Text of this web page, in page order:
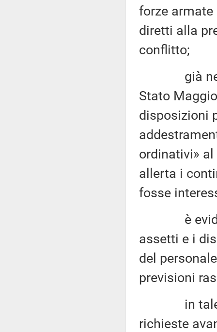
forze
diretti alla
conflitto;
già nel
Stato
disposizioni
ordinativi» al
allerta i
fosse
è
assetti e i
del
previsioni
in tale
richieste